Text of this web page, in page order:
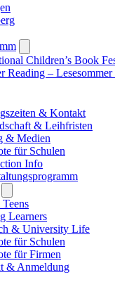
submenu
Children’s Book
Reading –
& Kontakt
& Leihfristen
& Medien
für Schulen
Info
submenu
Learners
& University Life
für Schulen
für Firmen
& Anmeldung